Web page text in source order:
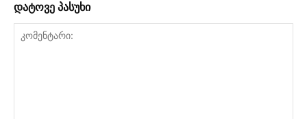
დატოვე პასუხი